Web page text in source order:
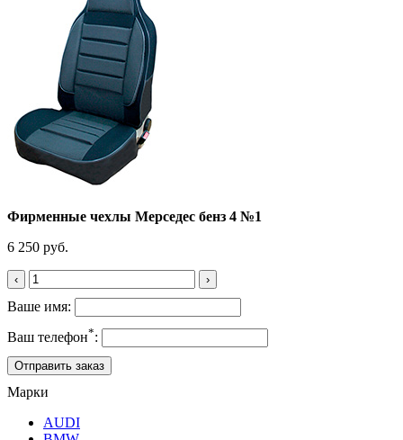
Фирменные чехлы Мерседес бенз 4 №1
6 250 руб.
‹ ›
Ваше имя:
Ваш телефон*:
Марки
AUDI